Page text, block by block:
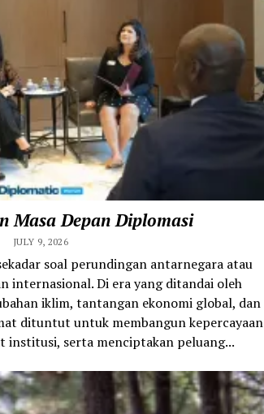
Masa Depan Diplomasi
JULY 9, 2026
soal perundingan antarnegara atau
internasional. Di era yang ditandai oleh
iklim, tantangan ekonomi global, dan
dituntut untuk membangun kepercayaan
institusi, serta menciptakan peluang...